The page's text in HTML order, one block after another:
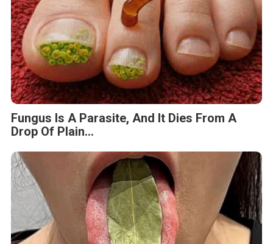
Fungus Is A Parasite, And It Dies From A
Drop Of Plain...